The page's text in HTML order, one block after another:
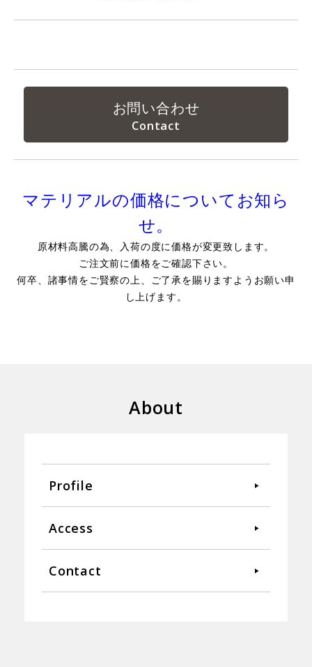
お問い合わせ
マテリアルの価格についてお知ら
せ。
原材料高騰の為、入荷の度に価格が変更致します。
ご注文前に価格をご確認下さい。
何卒、諸事情をご賢察の上、ご了承を賜りますようお願い申
し上げます。
About
Profile
Access
Contact